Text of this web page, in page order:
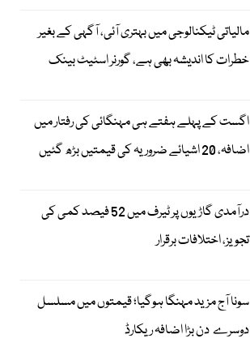
مالیاتی ٹیکنالوجی میں بہتری آئی، آگہی کے بغیر
خطرات کا اندیشہ بھی ہے، گورنر اسٹیٹ بینک
اگست کے پہلے ہفتے ہی مہنگائی کی رفتار میں
اضافہ، 20 اشیائے ضروریہ کی قیمتیں بڑھ گئیں
درآمدی گاڑیوں پر ٹیرف میں 52 فیصد کمی کی
تجویز، اختلافات برقرار
سونا آج مزید مہنگا ہوگیا؛ قیمتوں میں مسلسل
دوسرے دن بڑا اضافہ ریکارڈ